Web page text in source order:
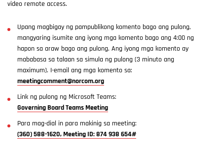
video remote access.
Upang magbigay ng pampublikong komento bago ang pulong,
mangyaring isumite ang iyong mga komento bago ang 4:00 ng
hapon sa araw bago ang pulong. Ang iyong mga komento ay
mababasa sa talaan sa simula ng pulong (3 minuto ang
maximum). I-email ang mga komento sa:
meetingcomment@norcom.org
Link ng pulong ng Microsoft Teams:
Governing Board Teams Meeting
Para mag-dial in para makinig sa meeting:
(360) 588-1620, Meeting ID: 874 938 654#